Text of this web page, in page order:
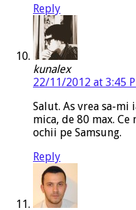
Reply
kunalex
22/11/2012 at 3:45
Salut. As vrea sa-
mica, de 80 max.
ochii pe Samsung.
Reply